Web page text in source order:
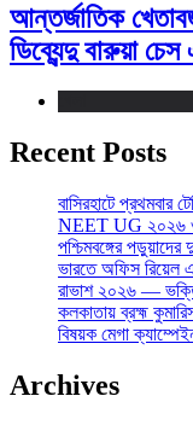
আন্তর্জাতিক
ডিব্যেন্দু বারুয়া
Recent Posts
বাসিরহাটে প্রথমবার
NEET UG ২০২৬ ও
পশ্চিমবঙ্গের পড়ুয়াদের
ভারতে অফিস রিয়েল
রাভাশ ২০২৬ —
কলকাতায় ব্রহ্ম
বিষয়ক মেগা
Archives